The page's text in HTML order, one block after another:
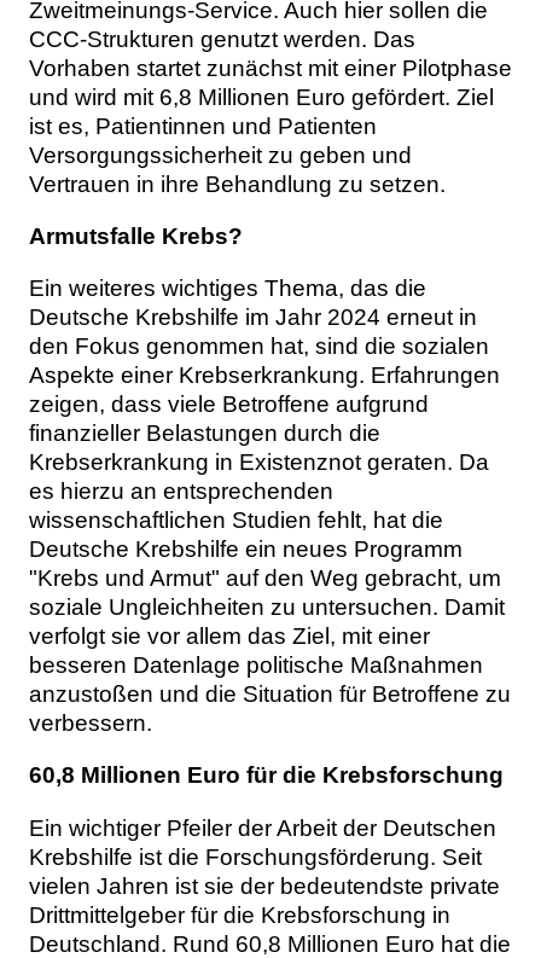
Zweitmeinungs-Service. Auch hier sollen die
CCC-Strukturen genutzt werden. Das
Vorhaben startet zunächst mit einer Pilotphase
und wird mit 6,8 Millionen Euro gefördert. Ziel
ist es, Patientinnen und Patienten
Versorgungssicherheit zu geben und
Vertrauen in ihre Behandlung zu setzen.
Armutsfalle Krebs?
Ein weiteres wichtiges Thema, das die
Deutsche Krebshilfe im Jahr 2024 erneut in
den Fokus genommen hat, sind die sozialen
Aspekte einer Krebserkrankung. Erfahrungen
zeigen, dass viele Betroffene aufgrund
finanzieller Belastungen durch die
Krebserkrankung in Existenznot geraten. Da
es hierzu an entsprechenden
wissenschaftlichen Studien fehlt, hat die
Deutsche Krebshilfe ein neues Programm
"Krebs und Armut" auf den Weg gebracht, um
soziale Ungleichheiten zu untersuchen. Damit
verfolgt sie vor allem das Ziel, mit einer
besseren Datenlage politische Maßnahmen
anzustoßen und die Situation für Betroffene zu
verbessern.
60,8 Millionen Euro für die Krebsforschung
Ein wichtiger Pfeiler der Arbeit der Deutschen
Krebshilfe ist die Forschungsförderung. Seit
vielen Jahren ist sie der bedeutendste private
Drittmittelgeber für die Krebsforschung in
Deutschland. Rund 60,8 Millionen Euro hat die